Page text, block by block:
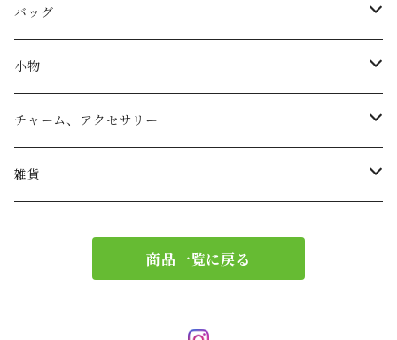
バッグ
トートバッグ
リュック
ショルダー
小物
小物入れ
チャーム、アクセサリー
バッグチャーム
雑貨
商品一覧に戻る